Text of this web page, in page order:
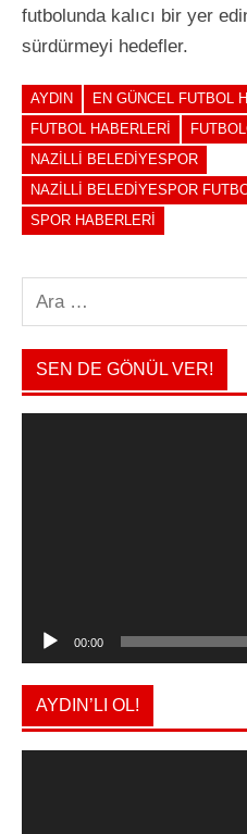
futbolunda kalıcı bir yer
sürdürmeyi hedefler.
AYDIN EN GÜNCEL FUTBOL
FUTBOL HABERLERI
NAZILLI BELEDIYESPOR
NAZILLI BELEDIYESPOR
SPOR HABERLERI
SEN DE GÖNÜL VER!
00:00
AYDIN’LI OL!
Video